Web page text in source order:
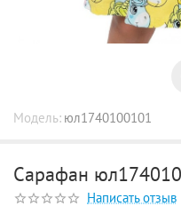
Модель: юл1740100101
Сарафан
Написать отзыв